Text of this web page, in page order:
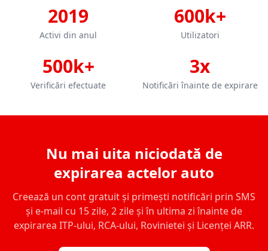
2019
Activi din anul
600k+
Utilizatori
500k+
Verificări efectuate
3x
Notificări înainte de expirare
Nu mai uita niciodată de
expirarea actelor auto
Creează un cont gratuit și primești notificări prin SMS
și e-mail cu 15 zile, 2 zile și în ultima zi înainte de
expirarea ITP-ului, RCA-ului, Rovinietei și Licenței ARR.